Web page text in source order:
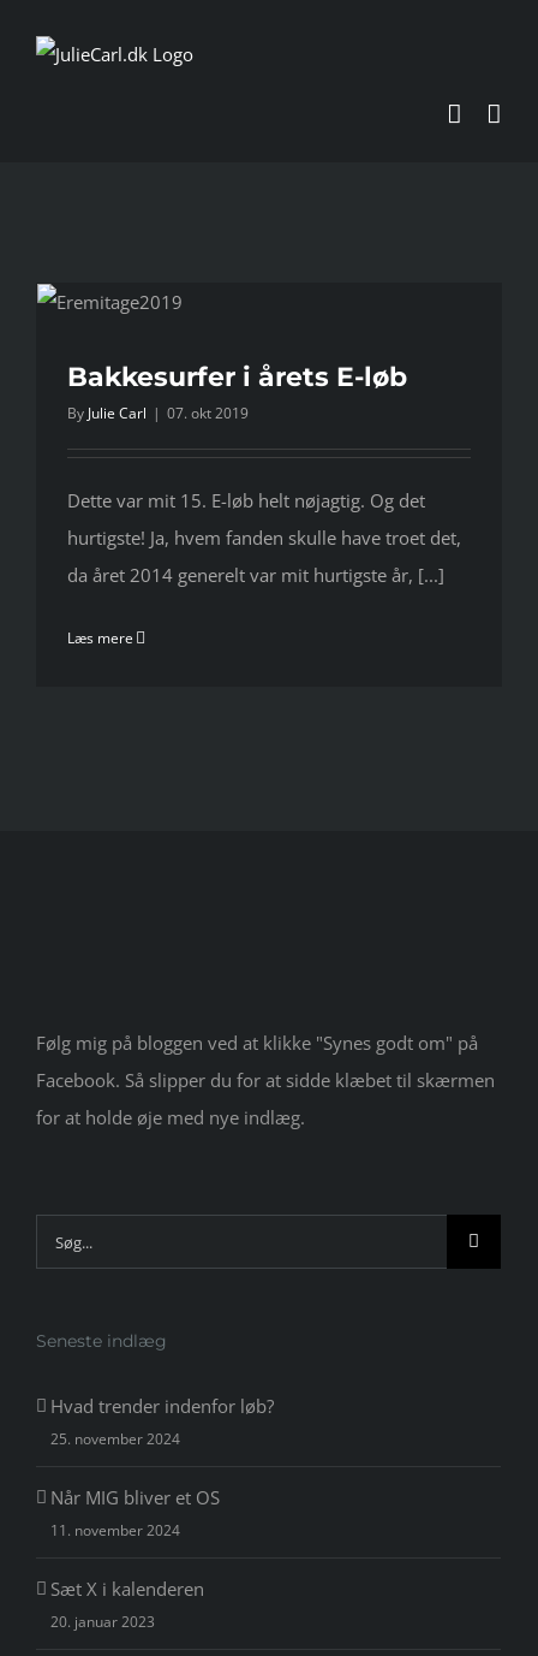
Bakkesurfer i årets E-løb
By Julie Carl | 07. okt 2019
Dette var mit 15. E-løb helt nøjagtig. Og det
hurtigste! Ja, hvem fanden skulle have troet det,
da året 2014 generelt var mit hurtigste år, [...]
Læs mere
Følg mig på bloggen ved at klikke "Synes godt om" på
Facebook. Så slipper du for at sidde klæbet til skærmen
for at holde øje med nye indlæg.
Søg
efter:
Seneste indlæg
Hvad trender indenfor løb?
25. november 2024
Når MIG bliver et OS
11. november 2024
Sæt X i kalenderen
20. januar 2023